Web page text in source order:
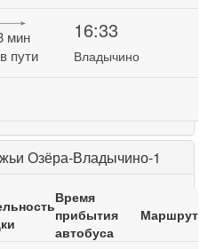
мин
пути
16:33
Владычино
Озёра-Владычино-1
Время
прибытия
автобуса
Маршрут